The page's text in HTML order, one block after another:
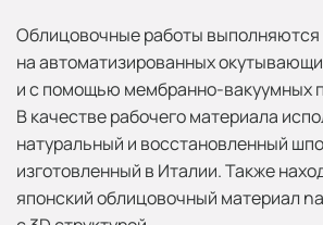
Облицовочные работы выполняются
на автоматизированных
и с помощью мембранно-вакуумных
В качестве рабочего материала
натуральный и восстановленный
изготовленный в Италии. Также
японский облицовочный материал